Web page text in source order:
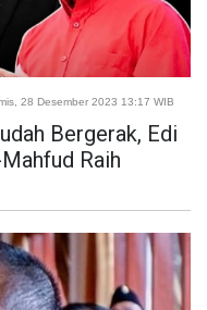
28 Desember 2023 13:17 WIB
Bergerak, Edi
Raih